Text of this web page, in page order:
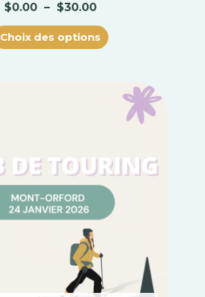
$0.00 – $30.00
Choix des options
$30.00
produit
Les
options
peuvent
page